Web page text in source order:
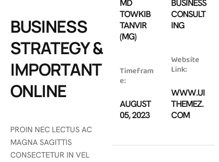
BUSINESS
STRATEGY &
IMPORTANT
ONLINE
PROIN NEC LECTUS AC
MAGNA SAGITTIS
CONSECTETUR IN VEL
MD
TOWKIB
TANVIR
(MG)
Timefram
e:
AUGUST
05, 2023
BUSINESS
CONSULT
ING
Website
Link:
WWW.UI
THEMEZ.
COM